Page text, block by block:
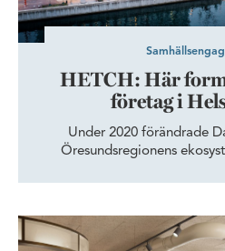
HETCH: Här
företag i
Under 2020 förändrade
Öresundsregionens
Wihlborgs kontorshus,
innovatörer med
Spaces tar plats i Vista – tillför